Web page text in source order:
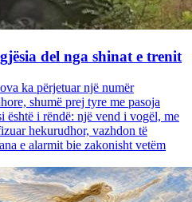
del nga shinat e trenit
ka përjetuar një numër
shumë prej tyre me pasoja
është i rëndë: një vend i vogël, me
hekurudhor, vazhdon të
e alarmit bie zakonisht vetëm